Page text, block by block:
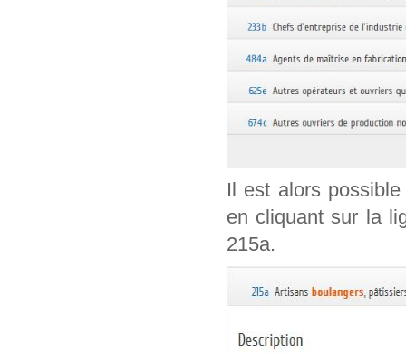
Il est alors
en cliquant sur la
215a.